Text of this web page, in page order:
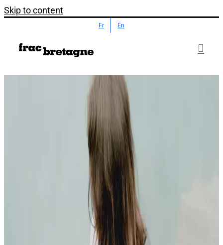
Skip to content
Fr En